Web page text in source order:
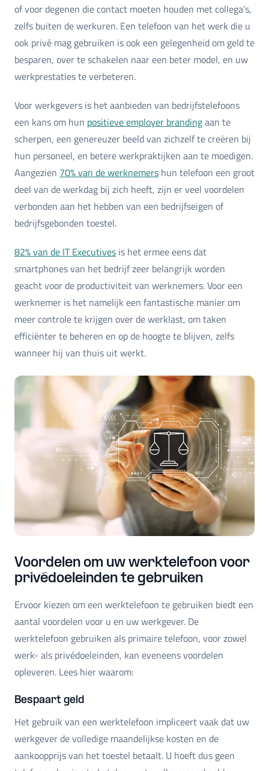
of voor degenen die contact moeten houden met collega's,
zelfs buiten de werkuren. Een telefoon van het werk die u
ook privé mag gebruiken is ook een gelegenheid om geld te
besparen, over te schakelen naar een beter model, en uw
werkprestaties te verbeteren.
Voor werkgevers is het aanbieden van bedrijfstelefoons
een kans om hun positieve employer brandingaan te
scherpen, een genereuzer beeld van zichzelf te creëren bij
hun personeel, en betere werkpraktijken aan te moedigen.
Aangezien 70% van de werknemers hun telefoon een groot
deel van de werkdag bij zich heeft, zijn er veel voordelen
verbonden aan het hebben van een bedrijfseigen of
bedrijfsgebonden toestel.
82% van de IT Executives is het ermee eens dat
smartphones van het bedrijf zeer belangrijk worden
geacht voor de productiviteit van werknemers. Voor een
werknemer is het namelijk een fantastische manier om
meer controle te krijgen over de werklast, om taken
efficiënter te beheren en op de hoogte te blijven, zelfs
wanneer hij van thuis uit werkt.
Voordelen om uw werktelefoon voor
privédoeleinden te gebruiken
Ervoor kiezen om een werktelefoon te gebruiken biedt een
aantal voordelen voor u en uw werkgever. De
werktelefoon gebruiken als primaire telefoon, voor zowel
werk- als privédoeleinden, kan eveneens voordelen
opleveren. Lees hier waarom:
Bespaart geld
Het gebruik van een werktelefoon impliceert vaak dat uw
werkgever de volledige maandelijkse kosten en de
aankoopprijs van het toestel betaalt. U hoeft dus geen